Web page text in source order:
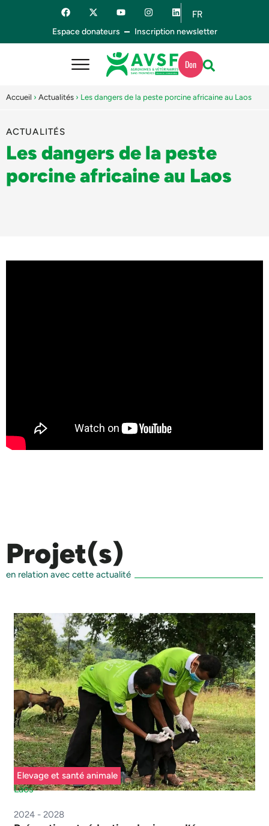
FR
ES
Espace donateurs Inscription newsletter
Don
Accueil › Actualités › Les dangers de la peste porcine africaine au Laos
ACTUALITÉS
Les dangers de la peste
porcine africaine au Laos
Projet(s)
en relation avec cette actualité
Elevage et santé animale
Laos
2024 - 2028